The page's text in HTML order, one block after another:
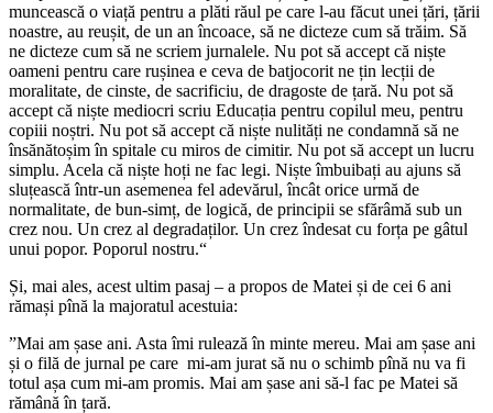
muncească o viață pentru a plăti răul pe care l-au făcut unei țări, țării
noastre, au reușit, de un an încoace, să ne dicteze cum să trăim. Să
ne dicteze cum să ne scriem jurnalele. Nu pot să accept că niște
oameni pentru care rușinea e ceva de batjocorit ne țin lecții de
moralitate, de cinste, de sacrificiu, de dragoste de țară. Nu pot să
accept că niște mediocri scriu Educația pentru copilul meu, pentru
copiii noștri. Nu pot să accept că niște nulități ne condamnă să ne
însănătoșim în spitale cu miros de cimitir. Nu pot să accept un lucru
simplu. Acela că niște hoți ne fac legi. Niște îmbuibați au ajuns să
sluțească într-un asemenea fel adevărul, încât orice urmă de
normalitate, de bun-simț, de logică, de principii se sfărâmă sub un
crez nou. Un crez al degradaților. Un crez îndesat cu forța pe gâtul
unui popor. Poporul nostru.“
Și, mai ales, acest ultim pasaj – a propos de Matei și de cei 6 ani
rămași pînă la majoratul acestuia:
”Mai am șase ani. Asta îmi rulează în minte mereu. Mai am șase ani
și o filă de jurnal pe care mi-am jurat să nu o schimb pînă nu va fi
totul așa cum mi-am promis. Mai am șase ani să-l fac pe Matei să
rămână în țară.